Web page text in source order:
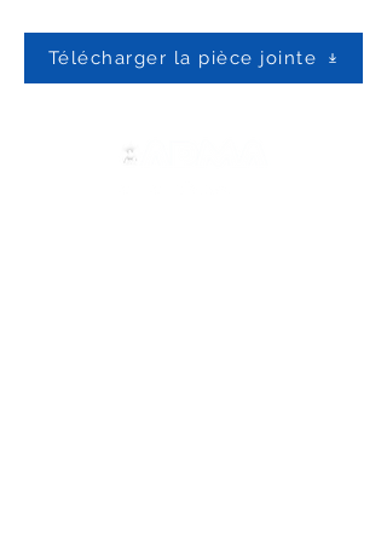
Télécharger la pièce jointe